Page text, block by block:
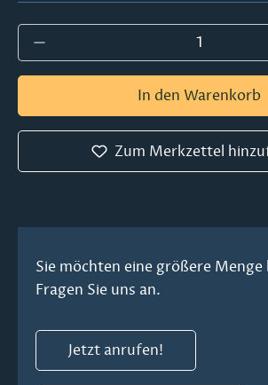
Produkt Anzahl: Gib den
In den Warenkorb
Zum Merkzettel
Sie möchten eine größere Menge
Fragen Sie uns an.
Jetzt anrufen!